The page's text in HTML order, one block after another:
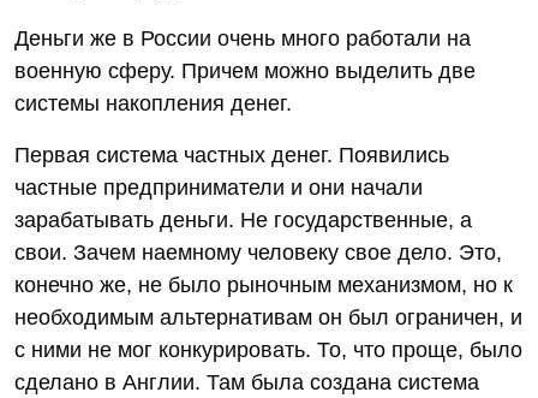
Деньги же в России очень много работали на
военную сферу. Причем можно выделить две
системы накопления денег.
Первая система частных денег. Появились
частные предприниматели и они начали
зарабатывать деньги. Не государственные, а
свои. Зачем наемному человеку свое дело. Это,
конечно же, не было рыночным механизмом, но к
необходимым альтернативам он был ограничен, и
с ними не мог конкурировать. То, что проще, было
сделано в Англии. Там была создана система